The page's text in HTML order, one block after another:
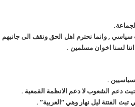
.
, وانما نحترم اهل الحق ونقف الى جانبهم
لسنا اخوان مسلمين .
.
دعم الشعوب لا دعم الانظمة القمعية .
تبث الفتنة ليل نهار وهي “العربية” .